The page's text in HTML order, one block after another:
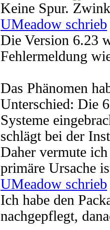
Keine Spur.
UMeadow schrieb
Die Version 6.23
Fehlermeldung
Das Phänomen
Unterschied: Die
Systeme
schlägt bei der
Daher vermute
primäre Ursache
UMeadow schrieb
Ich habe den
nachgepflegt,